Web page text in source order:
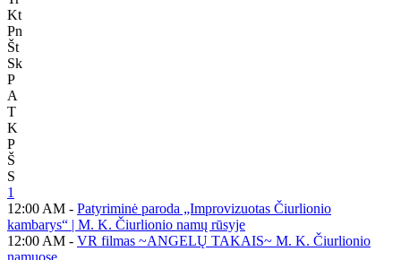
Kt
Pn
Št
Sk
P
A
T
K
P
Š
S
1
12:00 AM - Patyriminė paroda „Improvizuotas Čiurlionio
kambarys“ | M. K. Čiurlionio namų rūsyje
12:00 AM - VR filmas ~ANGELŲ TAKAIS~ M. K. Čiurlionio
namuose